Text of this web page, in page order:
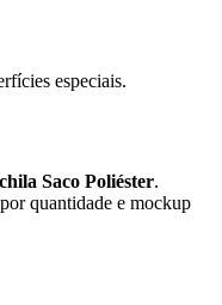
especiais.
Saco Poliéster.
quantidade e mockup